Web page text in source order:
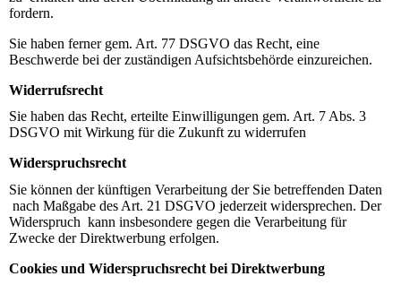
fordern.
Sie haben ferner gem. Art. 77 DSGVO das Recht, eine
Beschwerde bei der zuständigen Aufsichtsbehörde einzureichen.
Widerrufsrecht
Sie haben das Recht, erteilte Einwilligungen gem. Art. 7 Abs. 3
DSGVO mit Wirkung für die Zukunft zu widerrufen
Widerspruchsrecht
Sie können der künftigen Verarbeitung der Sie betreffenden Daten
nach Maßgabe des Art. 21 DSGVO jederzeit widersprechen. Der
Widerspruch kann insbesondere gegen die Verarbeitung für
Zwecke der Direktwerbung erfolgen.
Cookies und Widerspruchsrecht bei Direktwerbung